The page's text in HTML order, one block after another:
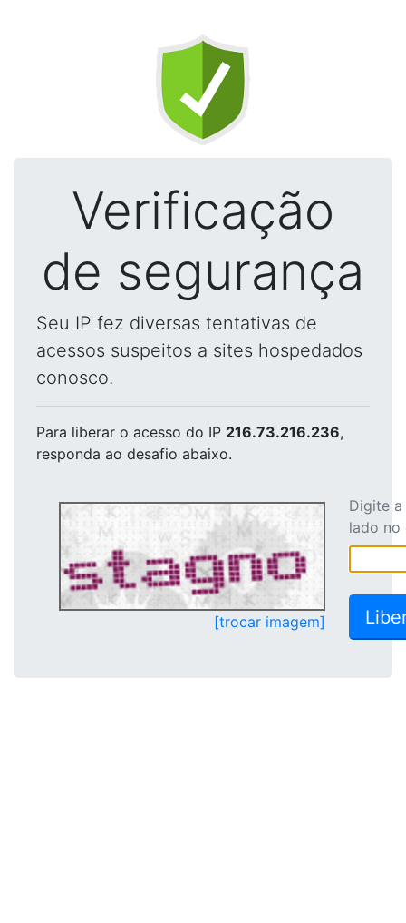
Verificação
de segurança
Seu IP fez diversas tentativas de
acessos suspeitos a sites hospedados
conosco.
Para liberar o acesso do IP 216.73.216.236,
responda ao desafio abaixo.
[trocar imagem]
Digite
lado no